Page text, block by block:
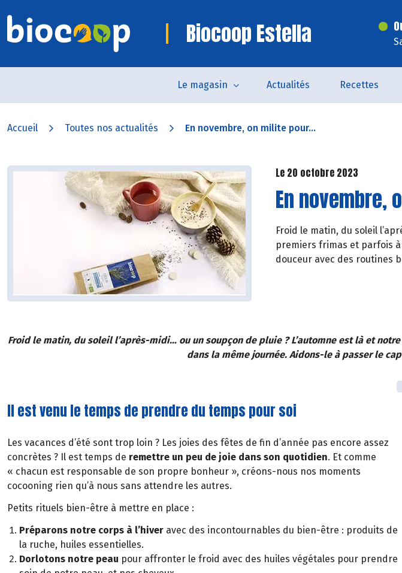
Biocoop Estella
Le magasin Actualités Recettes
Accueil Toutes nos actualités En novembre, on milite pour...
Le 20 octobre 2023
En novembre,
Froid le matin, du soleil
premiers frimas et parfois
douceur avec des routines
Froid le matin, du soleil l’après-midi… ou un soupçon de pluie ? L’automne est là et
dans la même journée. Aidons-le à passer le
Il est venu le temps de prendre du temps pour soi
Les vacances d’été sont trop loin ? Les joies des fêtes de fin d’année pas encore assez
concrètes ? Il est temps de remettre un peu de joie dans son quotidien. Et comme
« chacun est responsable de son propre bonheur », créons-nous nos moments
cocooning rien qu’à nous sans attendre les autres.
Petits rituels bien-être à mettre en place :
Préparons notre corps à l’hiver avec des incontournables du bien-être : produits de
la ruche, huiles essentielles.
Dorlotons notre peau pour affronter le froid avec des huiles végétales pour prendre